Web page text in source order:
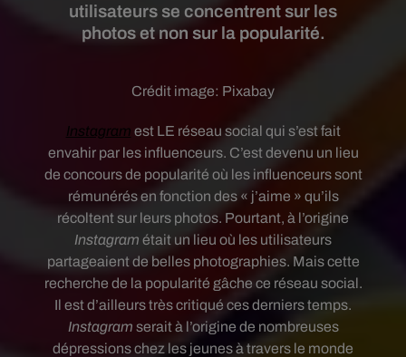
utilisateurs se concentrent sur les
photos et non sur la popularité.
Crédit image: Pixabay
Instagram est LE réseau social qui s’est fait
envahir par les influenceurs. C’est devenu un lieu
de concours de popularité où les influenceurs sont
rémunérés en fonction des « j’aime » qu’ils
récoltent sur leurs photos. Pourtant, à l’origine
Instagram était un lieu où les utilisateurs
partageaient de belles photographies. Mais cette
recherche de la popularité gâche ce réseau social.
Il est d’ailleurs très critiqué ces derniers temps.
Instagram serait à l’origine de nombreuses
dépressions chez les jeunes à travers le monde